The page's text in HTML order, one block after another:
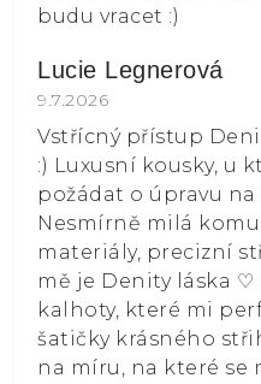
budu vracet :)
Lucie Legnerová
Hodnocení obchodu
9.7.2026
Vstřícný přístup
:) Luxusní kousky, u
požádat o úpravu
Nesmírně milá
materiály, precizní
mě je Denity láska ⁠♡
kalhoty, které mi
šatičky krásného
na míru, na které se